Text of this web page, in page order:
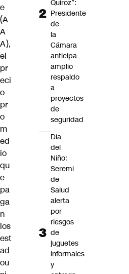
e
(A
A
A),
el
pr
eci
o
pr
o
m
ed
io
qu
e
pa
ga
n
los
est
ad
ou
Quiroz”:
Presidente
de
la
Cámara
anticipa
amplio
respaldo
a
proyectos
de
seguridad
Día
del
Niño:
Seremi
de
Salud
alerta
por
riesgos
de
juguetes
informales
y